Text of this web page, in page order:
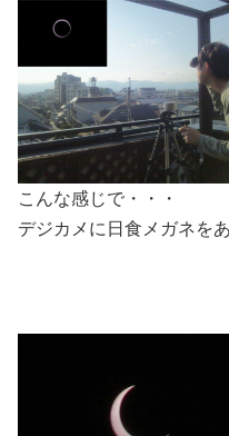
こんな感じで・・・
デジカメに日食メガネを